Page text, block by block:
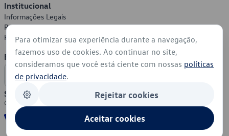
Institucional
Informações Legais
Política de Privacidade
Política de Cookies
Formas de Pagamento
Segurança
Para otimizar sua experiência durante a navegação,
fazemos uso de cookies. Ao continuar no site,
consideramos que você está ciente com nossas políticas
de privacidade.
Rejeitar cookies
Aceitar cookies